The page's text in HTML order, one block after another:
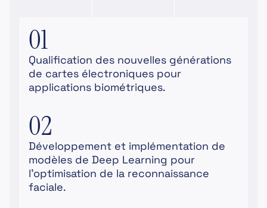
01
Qualification des nouvelles générations
de cartes électroniques pour
applications biométriques.
02
Développement et implémentation de
modèles de Deep Learning pour
l’optimisation de la reconnaissance
faciale.